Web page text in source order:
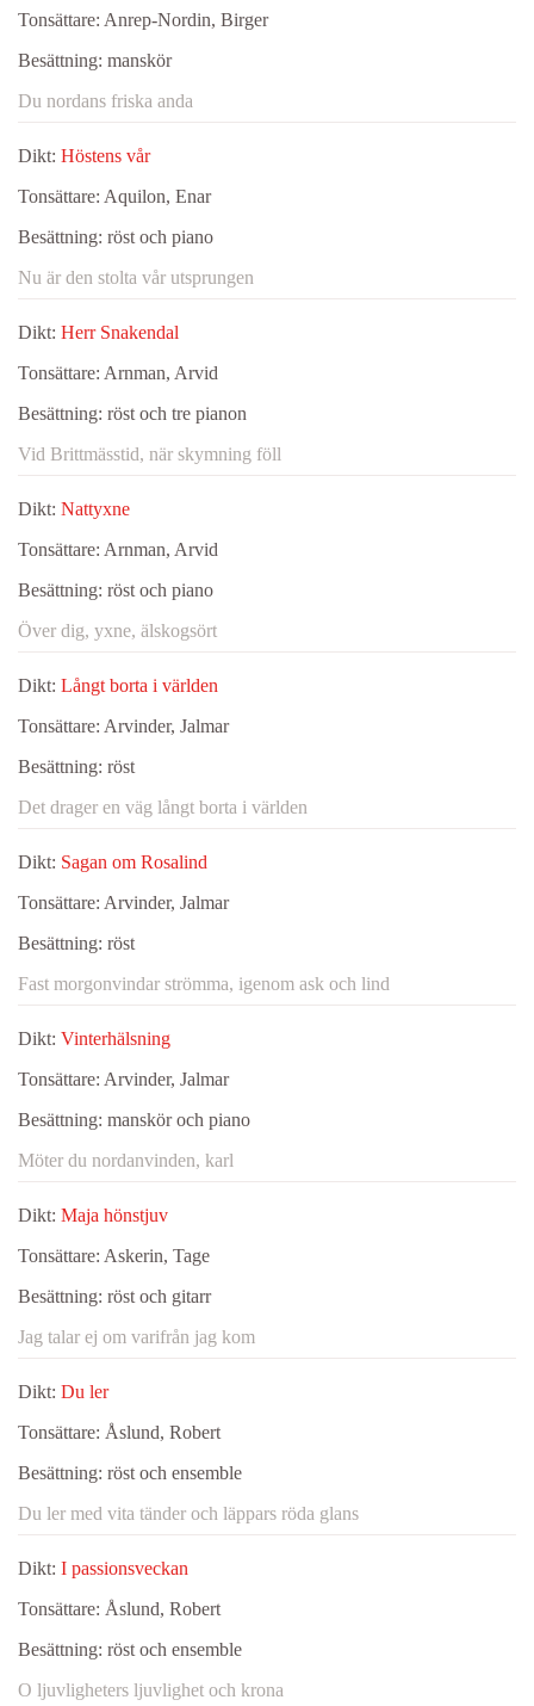
Tonsättare: Anrep-Nordin, Birger
Besättning: manskör
Du nordans friska anda
Dikt: Höstens vår
Tonsättare: Aquilon, Enar
Besättning: röst och piano
Nu är den stolta vår utsprungen
Dikt: Herr Snakendal
Tonsättare: Arnman, Arvid
Besättning: röst och tre pianon
Vid Brittmässtid, när skymning föll
Dikt: Nattyxne
Tonsättare: Arnman, Arvid
Besättning: röst och piano
Över dig, yxne, älskogsört
Dikt: Långt borta i världen
Tonsättare: Arvinder, Jalmar
Besättning: röst
Det drager en väg långt borta i världen
Dikt: Sagan om Rosalind
Tonsättare: Arvinder, Jalmar
Besättning: röst
Fast morgonvindar strömma, igenom ask och lind
Dikt: Vinterhälsning
Tonsättare: Arvinder, Jalmar
Besättning: manskör och piano
Möter du nordanvinden, karl
Dikt: Maja hönstjuv
Tonsättare: Askerin, Tage
Besättning: röst och gitarr
Jag talar ej om varifrån jag kom
Dikt: Du ler
Tonsättare: Åslund, Robert
Besättning: röst och ensemble
Du ler med vita tänder och läppars röda glans
Dikt: I passionsveckan
Tonsättare: Åslund, Robert
Besättning: röst och ensemble
O ljuvligheters ljuvlighet och krona